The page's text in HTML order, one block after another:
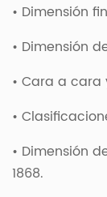
• Dimensión
• Dimensión
• Cara a cara
•
• Dimensión
1868.